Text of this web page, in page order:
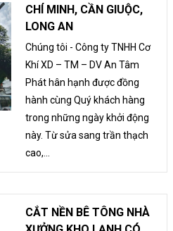
CHÍ MINH, CẦN GIUỘC,
LONG AN
Chúng tôi - Công ty TNHH Cơ
Khí XD – TM – DV An Tâm
Phát hân hạnh được đồng
hành cùng Quý khách hàng
trong những ngày khởi động
này. Từ sửa sang trần thạch
cao,...
CẮT NỀN BÊ TÔNG NHÀ